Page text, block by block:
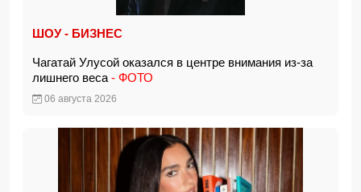
ШОУ - БИЗНЕС
Чагатай Улусой оказался в центре внимания из-за
лишнего веса - ФОТО
06 августа 2026